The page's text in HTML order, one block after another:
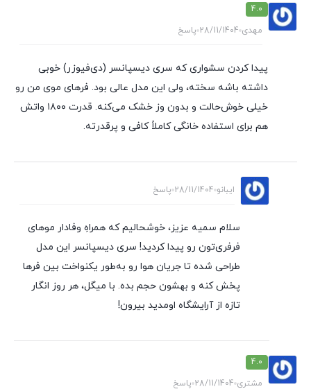
4.0
مهدی 28/11/1404 پاسخ
پیدا کردن سشواری که سری دیسپانسر (دی‌فیوزر) خوبی
داشته باشه سخته، ولی این مدل عالی بود. فرهای موی من رو
خیلی خوش‌حالت و بدون وز خشک می‌کنه. قدرت ۱۸۰۰ واتش
هم برای استفاده خانگی کاملاً کافی و پرقدرته.
ایبانو 28/11/1404 پاسخ
سلام سمیه عزیز، خوشحالیم که همراهِ وفادار موهای
فرفری‌تون رو پیدا کردید! سری دیسپانسر این مدل
طراحی شده تا جریان هوا رو به‌طور یکنواخت بین فرها
پخش کنه و بهشون حجم بده. با میگل، هر روز انگار
تازه از آرایشگاه اومدید بیرون!
4.0
مشتری 28/11/1404 پاسخ